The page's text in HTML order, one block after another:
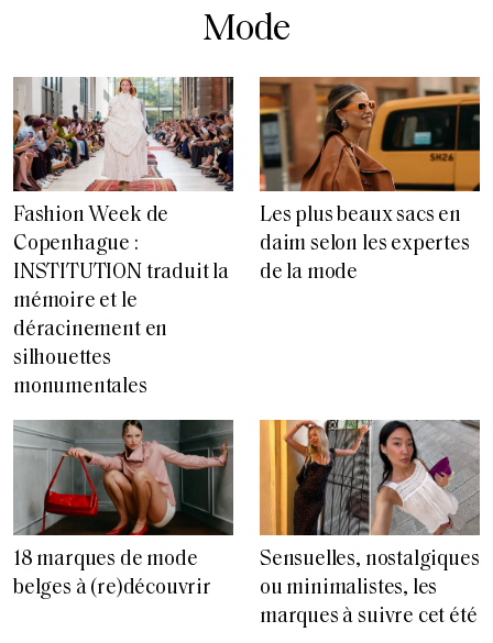
Mode
Fashion Week de
Copenhague :
INSTITUTION traduit la
mémoire et le
déracinement en
silhouettes
monumentales
Les plus beaux sacs en
daim selon les expertes
de la mode
18 marques de mode
belges à (re)découvrir
Sensuelles, nostalgiques
ou minimalistes, les
marques à suivre cet été